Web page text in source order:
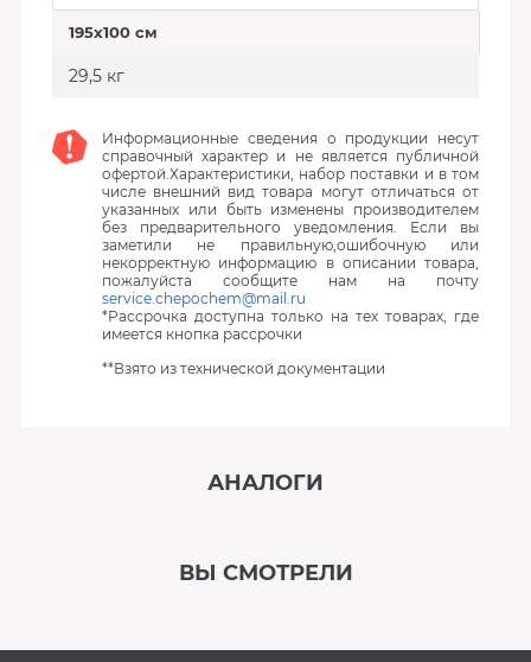
195х100 см
29,5 кг
Информационные сведения о продукции несут
справочный характер и не является публичной
офертой.Характеристики, набор поставки и в том
числе внешний вид товара могут отличаться от
указанных или быть изменены производителем
без предварительного уведомления. Если вы
заметили не правильную,ошибочную или
некорректную информацию в описании товара,
пожалуйста сообщите нам на почту
service.chepochem@mail.ru
*Рассрочка доступна только на тех товарах, где
имеется кнопка рассрочки
**Взято из технической документации
АНАЛОГИ
ВЫ СМОТРЕЛИ